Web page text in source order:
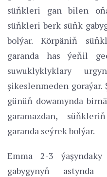
süňkleri gan bilen
süňkleri berk süňk
bolýar. Körpäniň
garanda has ýeňil
suwuklyklyklary
şikeslenmeden
günüň dowamynda
garamazdan,
garanda seýrek bolýar.
Emma 2-3
gabygynyň astynda